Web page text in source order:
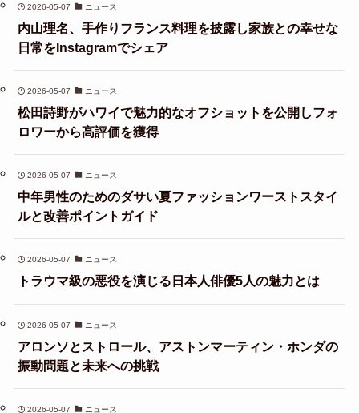
2026-05-07 ニュース
内山理名、手作りフランス料理を披露し家族との幸せな
日常をInstagramでシェア
2026-05-07 ニュース
松田詩野がハワイで魅力的なオフショットを公開しフォ
ロワーから高評価を獲得
2026-05-07 ニュース
中年男性のためのダサい夏ファッションワーストスタイ
ルと改善ポイントガイド
2026-05-07 ニュース
トラウマ級の悪役を演じる日本人俳優5人の魅力とは
2026-05-07 ニュース
アロンソとストロール、アストンマーティン・ホンダの
振動問題と未来への挑戦
2026-05-07 ニュース